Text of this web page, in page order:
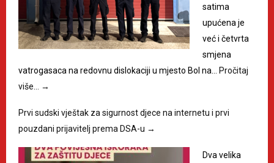
satima
upućena je
već i četvrta
smjena
vatrogasaca na redovnu dislokaciji u mjesto Bol na… Pročitaj
više… →
Prvi sudski vještak za sigurnost djece na internetu i prvi
pouzdani prijavitelj prema DSA-u →
Dva velika